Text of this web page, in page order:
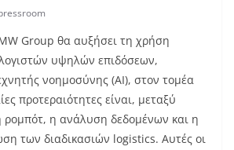
Group θα αυξήσει τη χρήση
υψηλών επιδόσεων,
νοημοσύνης (AI), στον τομέα
προτεραιότητες είναι, μεταξύ
η ανάλυση δεδομένων και η
των διαδικασιών logistics. Αυτές οι